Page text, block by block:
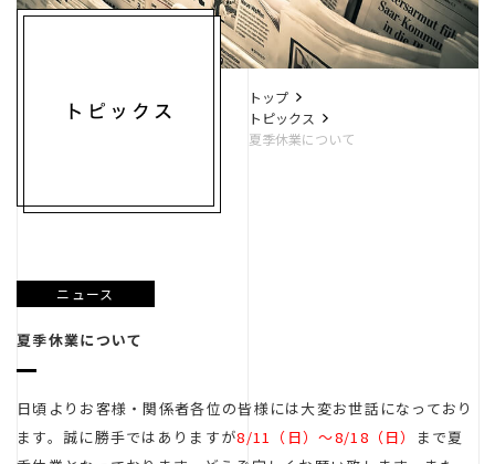
高性能住宅
トップ
トピックス
夏季休業について
ニュース
夏季休業について
日頃よりお客様・関係者各位の皆様には大変お世話になっており
ます。誠に勝手ではありますが8/11（日）～8/18（日）
まで夏